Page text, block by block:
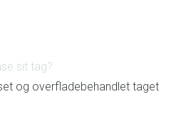
sit tag?
og overfladebehandlet taget